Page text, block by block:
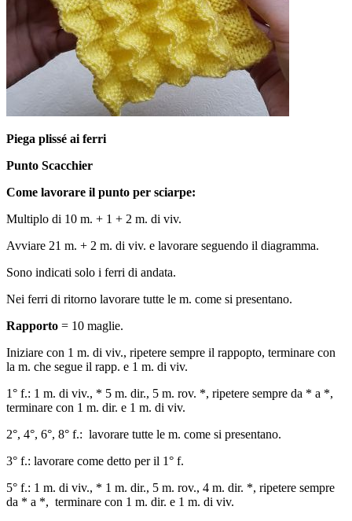
Piega plissé ai ferri
Punto Scacchier
Come lavorare il punto per sciarpe:
Multiplo di 10 m. + 1 + 2 m. di viv.
Avviare 21 m. + 2 m. di viv. e lavorare seguendo il diagramma.
Sono indicati solo i ferri di andata.
Nei ferri di ritorno lavorare tutte le m. come si presentano.
Rapporto = 10 maglie.
Iniziare con 1 m. di viv., ripetere sempre il rappopto, terminare con
la m. che segue il rapp. e 1 m. di viv.
1° f.: 1 m. di viv., * 5 m. dir., 5 m. rov. *, ripetere sempre da * a *,
terminare con 1 m. dir. e 1 m. di viv.
2°, 4°, 6°, 8° f.: lavorare tutte le m. come si presentano.
3° f.: lavorare come detto per il 1° f.
5° f.: 1 m. di viv., * 1 m. dir., 5 m. rov., 4 m. dir. *, ripetere sempre
da * a *, terminare con 1 m. dir. e 1 m. di viv.